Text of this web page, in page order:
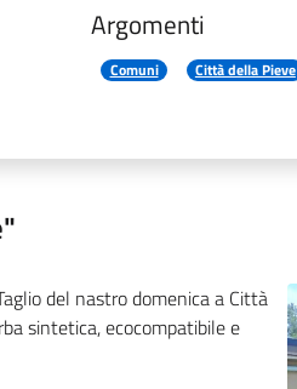
Argomenti
Comuni Città della Pieve
del nastro domenica a Città
sintetica, ecocompatibile e